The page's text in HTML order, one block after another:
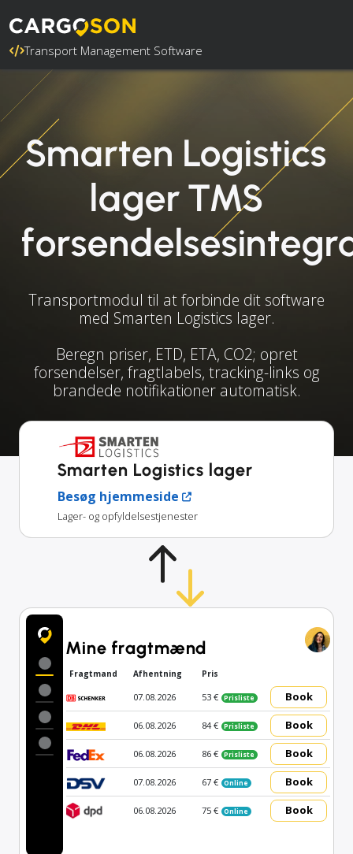
Transport Management Software
Smarten Logistics
lager TMS
Transportmodul til at forbinde dit software
med Smarten Logistics lager.
Beregn priser, ETD, ETA, CO2; opret
forsendelser, fragtlabels, tracking-links og
brandede notifikationer automatisk.
Smarten Logistics lager
Besøg hjemmeside
Lager- og opfyldelsestjenester
Mine fragtmænd
Fragtmand Afhentning Pris
07.08.2026 53 € Prisliste Book
06.08.2026 84 € Prisliste Book
06.08.2026 86 € Prisliste Book
07.08.2026 67 € Online Book
06.08.2026 75 € Online Book